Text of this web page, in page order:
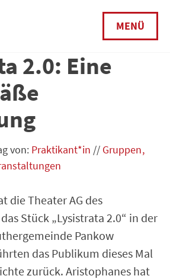
MENÜ
2.0: Eine
von: Praktikant*in // Gruppen
die Theater AG des
Stück „Lysistrata 2.0“ in der
Pankow
das Publikum dieses Mal
zurück. Aristophanes hat